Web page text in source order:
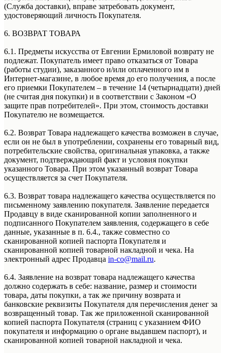
(Служба доставки), вправе затребовать документ,
удостоверяющий личность Покупателя.
6. ВОЗВРАТ ТОВАРА
6.1. Предметы искусства от Евгении Ермиловой возврату не
подлежат. Покупатель имеет право отказаться от Товара
(работы студии), заказанного и/или оплаченного им в
Интернет-магазине, в любое время до его получения, а после
его приемки Покупателем – в течение 14 (четырнадцати) дней
(не считая дня покупки) и в соответствии с Законом «О
защите прав потребителей». При этом, стоимость доставки
Покупателю не возмещается.
6.2. Возврат Товара надлежащего качества возможен в случае,
если он не был в употреблении, сохранены его товарный вид,
потребительские свойства, оригинальная упаковка, а также
документ, подтверждающий факт и условия покупки
указанного Товара. При этом указанный возврат Товара
осуществляется за счет Покупателя.
6.3. Возврат товара надлежащего качества осуществляется по
письменному заявлению покупателя. Заявление передается
Продавцу в виде сканированной копии заполненного и
подписанного Покупателем заявления, содержащего в себе
данные, указанные в п. 6.4., также совместно со
сканированной копией паспорта Покупателя и
сканированной копией товарной накладной и чека. На
электронный адрес Продавца in-co@mail.ru.
6.4. Заявление на возврат товара надлежащего качества
должно содержать в себе: название, размер и стоимости
товара, даты покупки, а так же причину возврата и
банковские реквизиты Покупателя для перечисления денег за
возвращенный товар. Так же приложенной сканированной
копией паспорта Покупателя (страниц с указанием ФИО
покупателя и информацию о органе выдавшем паспорт), и
сканированной копией товарной накладной и чека.